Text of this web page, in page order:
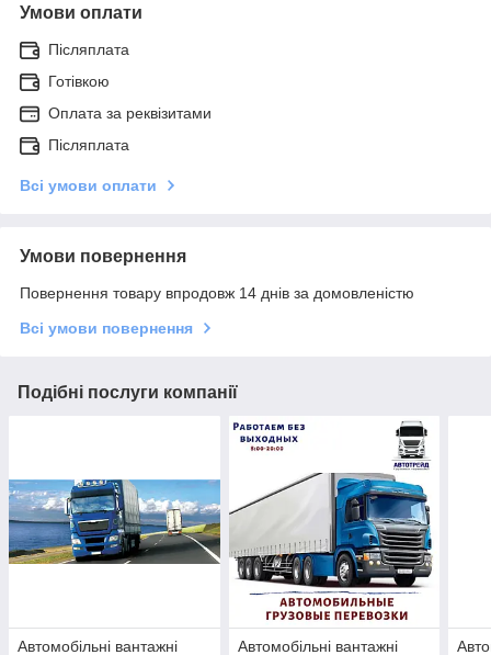
Умови оплати
Післяплата
Готівкою
Оплата за реквізитами
Післяплата
Всі умови оплати
Умови повернення
Повернення товару впродовж 14 днів за домовленістю
Всі умови повернення
Подібні послуги компанії
Автомобільні вантажні
Автомобільні вантажні